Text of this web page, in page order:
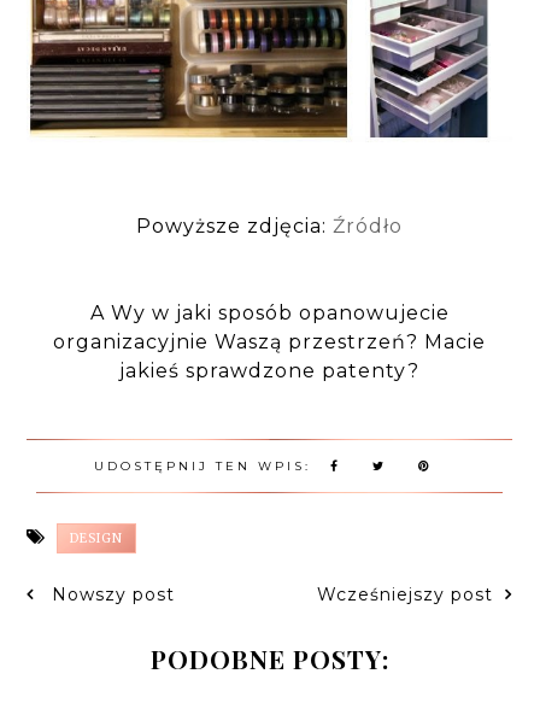
Powyższe zdjęcia: Źródło
A Wy w jaki sposób opanowujecie
organizacyjnie Waszą przestrzeń? Macie
jakieś sprawdzone patenty?
UDOSTĘPNIJ TEN WPIS:
DESIGN
Nowszy post Wcześniejszy post
PODOBNE POSTY: